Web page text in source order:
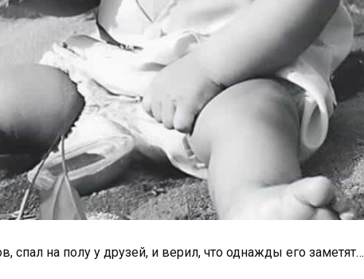
спал на полу у друзей, и верил, что однажды его заметят…